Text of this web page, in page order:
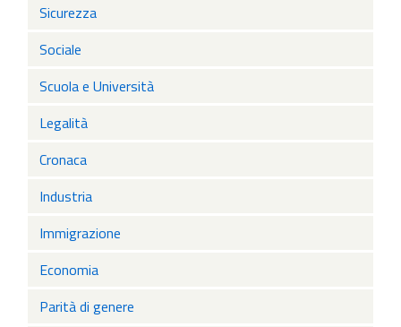
Sicurezza
Sociale
Scuola e Università
Legalità
Cronaca
Industria
Immigrazione
Economia
Parità di genere